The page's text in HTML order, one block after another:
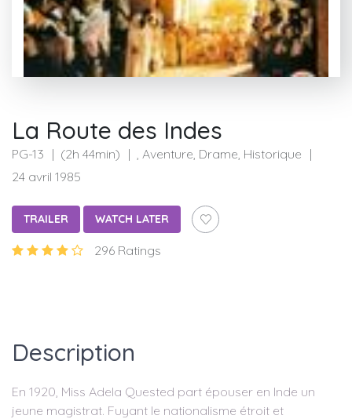
La Route des Indes
PG-13 (2h 44min)
, Aventure, Drame, Historique
24 avril 1985
TRAILER WATCH LATER
296 Ratings
Description
En 1920, Miss Adela Quested part épouser en Inde un
jeune magistrat. Fuyant le nationalisme étroit et